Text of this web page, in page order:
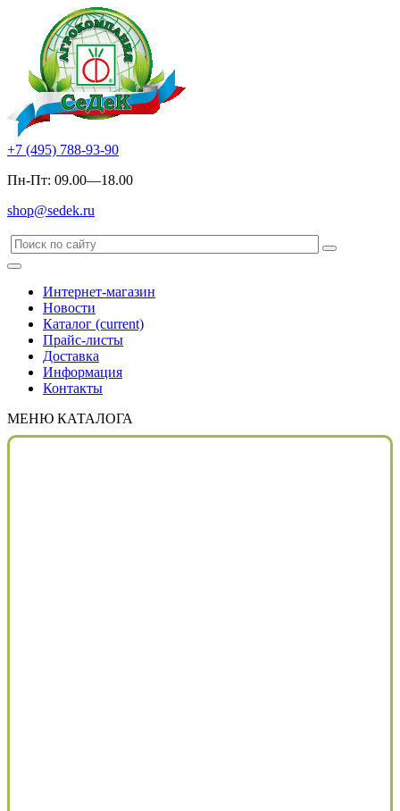
+7 (495) 788-93-90
Пн-Пт: 09.00—18.00
shop@sedek.ru
Интернет-магазин
Новости
Каталог (current)
Прайс-листы
Доставка
Информация
Контакты
МЕНЮ КАТАЛОГА